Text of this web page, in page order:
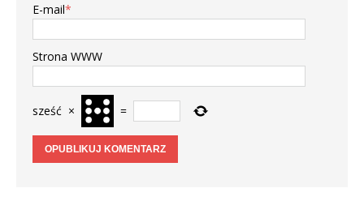
E-mail*
Strona WWW
sześć × =